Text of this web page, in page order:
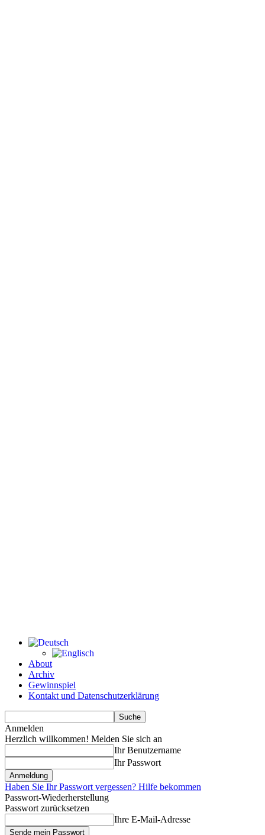
About
Archiv
Gewinnspiel
Kontakt und Datenschutzerklärung
Anmelden
Herzlich willkommen! Melden Sie sich an
Ihr Benutzername
Ihr Passwort
Haben Sie Ihr Passwort vergessen? Hilfe bekommen
Passwort-Wiederherstellung
Passwort zurücksetzen
Ihre E-Mail-Adresse